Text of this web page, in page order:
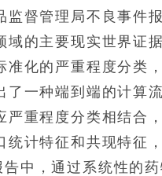
监督管理局不良事件
域的主要现实世界证
准化的严重程度分类
了一种端到端的计算
严重程度分类相结合
统计特征和共现特征
中，通过系统性的